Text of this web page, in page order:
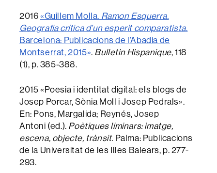
2016 «Guillem Molla. Ramon Esquerra.
Geografia crítica d’un esperit comparatista.
Barcelona: Publicacions de l’Abadia de
Montserrat, 2015». Bulletin Hispanique, 118
(1), p. 385-388.
2015 «Poesia i identitat digital: els blogs de
Josep Porcar, Sònia Moll i Josep Pedrals».
En: Pons, Margalida; Reynés, Josep
Antoni (ed.). Poètiques liminars: imatge,
escena, objecte, trànsit. Palma: Publicacions
de la Universitat de les Illes Balears, p. 277-
293.